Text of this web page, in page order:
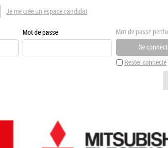
Mot de passe
Rester connecté
Mot de passe perdu
Je me crée un espace candidat